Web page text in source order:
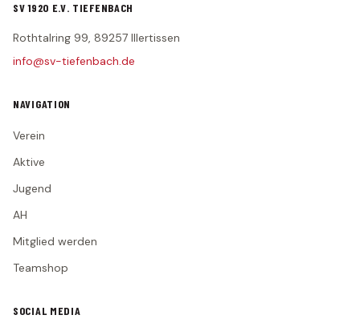
SV 1920 E.V. TIEFENBACH
Rothtalring 99, 89257 Illertissen
info@sv-tiefenbach.de
NAVIGATION
Verein
Aktive
Jugend
AH
Mitglied werden
Teamshop
SOCIAL MEDIA